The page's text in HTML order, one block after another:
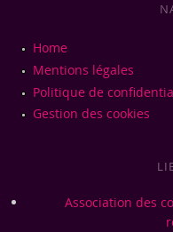
Home
Mentions légales
Politique de
Gestion des cookies
Association des